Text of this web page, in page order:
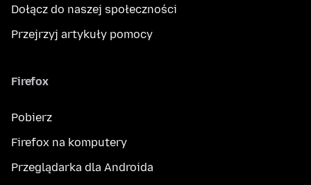
Dołącz do naszej społeczności
Przejrzyj artykuły pomocy
Firefox
Pobierz
Firefox na komputery
Przeglądarka dla Androida